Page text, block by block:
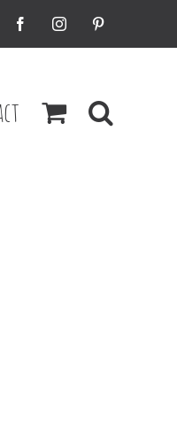
FacebookInstagramPinterest